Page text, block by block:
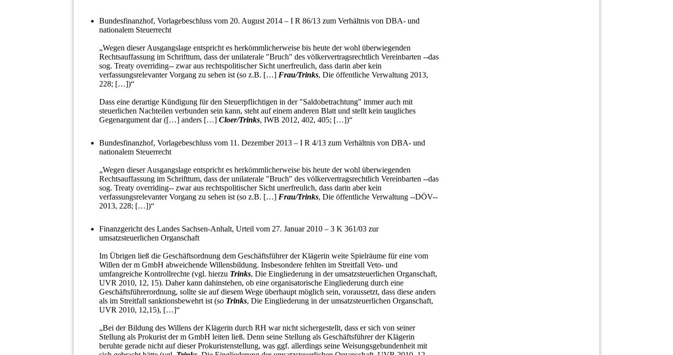
Bundesfinanzhof, Vorlagebeschluss vom 20. August 2014 – I R 86/13 zum Verhältnis von DBA- und
nationalem Steuerrecht
„Wegen dieser Ausgangslage entspricht es herkömmlicherweise bis heute der wohl überwiegenden
Rechtsauffassung im Schrifttum, dass der unilaterale "Bruch" des völkervertragsrechtlich Vereinbarten --das
sog. Treaty overriding-- zwar aus rechtspolitischer Sicht unerfreulich, dass darin aber kein
verfassungsrelevanter Vorgang zu sehen ist (so z.B. […] Frau/Trinks, Die öffentliche Verwaltung 2013,
228; […])“
Dass eine derartige Kündigung für den Steuerpflichtigen in der "Saldobetrachtung" immer auch mit
steuerlichen Nachteilen verbunden sein kann, steht auf einem anderen Blatt und stellt kein taugliches
Gegenargument dar ([…] anders […] Cloer/Trinks, IWB 2012, 402, 405; […])“
Bundesfinanzhof, Vorlagebeschluss vom 11. Dezember 2013 – I R 4/13 zum Verhältnis von DBA- und
nationalem Steuerrecht
„Wegen dieser Ausgangslage entspricht es herkömmlicherweise bis heute der wohl überwiegenden
Rechtsauffassung im Schrifttum, dass der unilaterale "Bruch" des völkervertragsrechtlich Vereinbarten --das
sog. Treaty overriding-- zwar aus rechtspolitischer Sicht unerfreulich, dass darin aber kein
verfassungsrelevanter Vorgang zu sehen ist (so z.B. […] Frau/Trinks, Die öffentliche Verwaltung --DÖV--
2013, 228; […])“
Finanzgericht des Landes Sachsen-Anhalt, Urteil vom 27. Januar 2010 – 3 K 361/03 zur
umsatzsteuerlichen Organschaft
Im Übrigen ließ die Geschäftsordnung dem Geschäftsführer der Klägerin weite Spielräume für eine vom
Willen der m GmbH abweichende Willensbildung. Insbesondere fehlten im Streitfall Veto- und
umfangreiche Kontrollrechte (vgl. hierzu Trinks, Die Eingliederung in der umsatzsteuerlichen Organschaft,
UVR 2010, 12, 15). Daher kann dahinstehen, ob eine organisatorische Eingliederung durch eine
Geschäftsführerordnung, sollte sie auf diesem Wege überhaupt möglich sein, voraussetzt, dass diese anders
als im Streitfall sanktionsbewehrt ist (so Trinks, Die Eingliederung in der umsatzsteuerlichen Organschaft,
UVR 2010, 12,15), […]“
„Bei der Bildung des Willens der Klägerin durch RH war nicht sichergestellt, dass er sich von seiner
Stellung als Prokurist der m GmbH leiten ließ. Denn seine Stellung als Geschäftsführer der Klägerin
beruhte gerade nicht auf dieser Prokuristenstellung, was ggf. allerdings seine Weisungsgebundenheit mit